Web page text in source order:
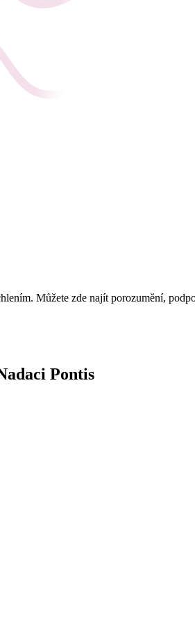
Můžete zde najít porozumění,
Pontis